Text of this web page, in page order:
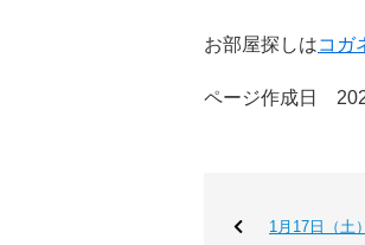
お部屋探しはコガ
ページ作成日
1月17日（土）